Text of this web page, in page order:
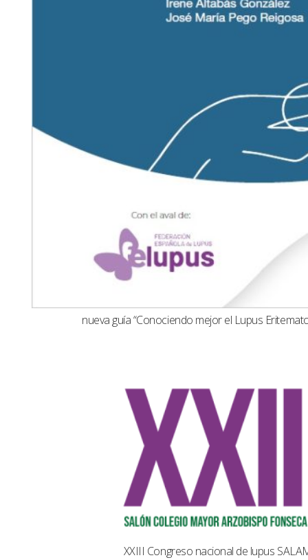
nueva guía “Conociendo mejor el Lupus
XXIII Congreso nacional de lupus